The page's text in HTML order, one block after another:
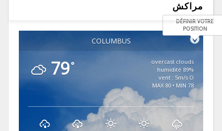
مراكش
COLUMBUS
DÉFINIR VOTRE
POSITION
79°
overcast clouds
89% humidité
vent : 5m/s O
MAX 80 • MIN 78